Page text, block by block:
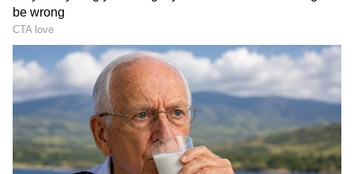
Image Credit : StockPhoto
తత్కాల్ టికెట్ బుకింగ్ సమయం చూసుకోవాలి
తత్కాల్ బుకింగ్ అంటే టైమింగ్ చాలా ముఖ్యం. ఎందుకంటే